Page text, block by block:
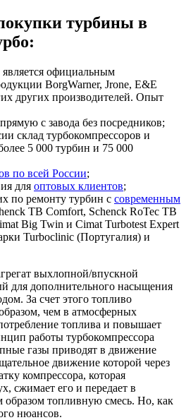
турбины в
официальным
BorgWarner, Jrone, E&E
других производителей. Опыт
с завода без посредников;
склад турбокомпрессоров и
5 000 турбин и 75 000
по всей России;
для оптовых клиентов;
по ремонту турбин с современным
TB Comfort, Schenck RoTec TB
Big Twin и Cimat Turbotest Expert
Turboclinic (Португалия) и
выхлопной/впускной
для дополнительного насыщения
За счет этого топливо
чем в атмосферных
топлива и повышает
работы турбокомпрессора
газы приводят в движение
движение которой через
компрессора, которая
сжимает его и передает в
топливную смесь. Но, как
нюансов.